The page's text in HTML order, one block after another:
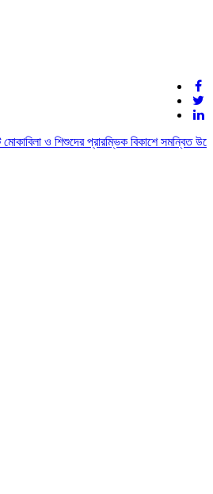
ও শিশুদের প্রারম্ভিক বিকাশে সমন্বিত